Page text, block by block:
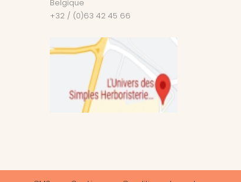
Belgique
+32 / (0)63 42 45 66